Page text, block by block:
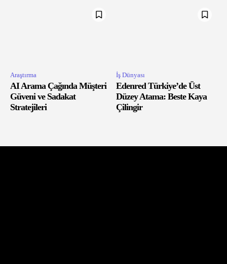
Araştırma
AI Arama Çağında Müşteri
Güveni ve Sadakat
Stratejileri
İş Dünyası
Edenred Türkiye’de Üst
Düzey Atama: Beste Kaya
Çilingir